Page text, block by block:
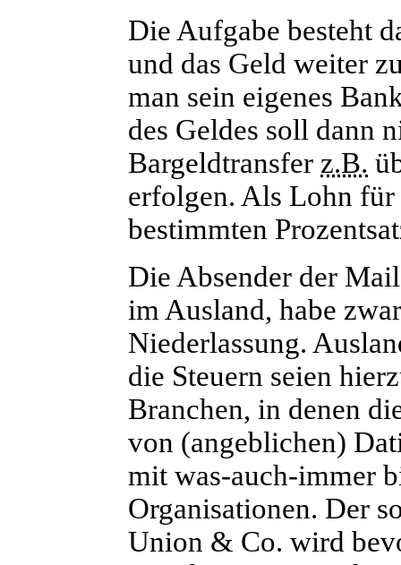
Die Aufgabe besteht
und das Geld weiter
man sein eigenes
des Geldes soll dann
Bargeldtransfer z.B.
erfolgen. Als Lohn für
bestimmten
Die Absender der
im Ausland, habe
Niederlassung.
die Steuern seien
Branchen, in denen
von (angeblichen)
mit was-auch-immer
Organisationen. Der
Union & Co. wird